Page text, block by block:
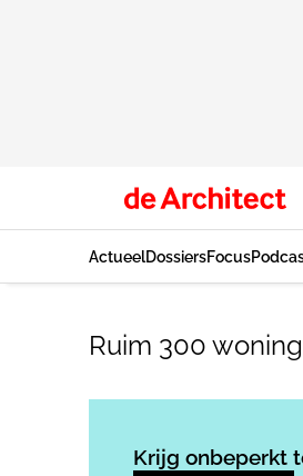
ActueelDossiersFocus
Ruim 300
Krijg onbeperkt